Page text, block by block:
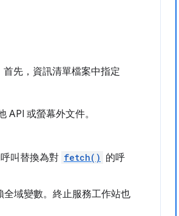
先，資訊清單檔案中指定
API 或螢幕外文件。
叫替換為對 fetch() 的呼
域變數。終止服務工作站也